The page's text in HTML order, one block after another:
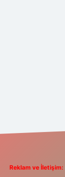
Reklam ve İletişim: